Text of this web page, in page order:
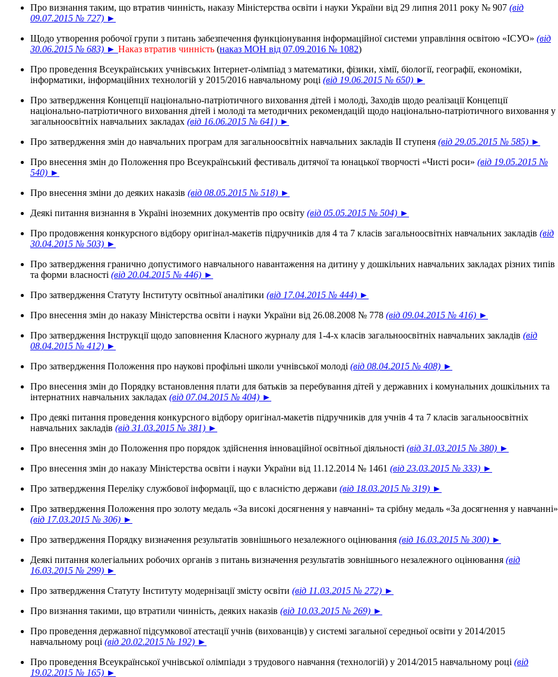
Про визнання таким, що втратив чинність, наказу Міністерства освіти і науки України від 29 липня 2011 року № 907 (від
09.07.2015 № 727) ►
Щодо утворення робочої групи з питань забезпечення функціонування інформаційної системи управління освітою «ІСУО» (від
30.06.2015 № 683) ► Наказ втратив чинність (наказ МОН від 07.09.2016 № 1082)
Про проведення Всеукраїнських учнівських Інтернет-олімпіад з математики, фізики, хімії, біології, географії, економіки,
інформатики, інформаційних технологій у 2015/2016 навчальному році (від 19.06.2015 № 650) ►
Про затвердження Концепції національно-патріотичного виховання дітей і молоді, Заходів щодо реалізації Концепції
національно-патріотичного виховання дітей і молоді та методичних рекомендацій щодо національно-патріотичного виховання у
загальноосвітніх навчальних закладах (від 16.06.2015 № 641) ►
Про затвердження змін до навчальних програм для загальноосвітніх навчальних закладів II ступеня (від 29.05.2015 № 585) ►
Про внесення змін до Положення про Всеукраїнський фестиваль дитячої та юнацької творчості «Чисті роси» (від 19.05.2015 №
540) ►
Про внесення зміни до деяких наказів (від 08.05.2015 № 518) ►
Деякі питання визнання в Україні іноземних документів про освіту (від 05.05.2015 № 504) ►
Про продовження конкурсного відбору оригінал-макетів підручників для 4 та 7 класів загальноосвітніх навчальних закладів (від
30.04.2015 № 503) ►
Про затвердження гранично допустимого навчального навантаження на дитину у дошкільних навчальних закладах різних типів
та форми власності (від 20.04.2015 № 446) ►
Про затвердження Статуту Інституту освітньої аналітики (від 17.04.2015 № 444) ►
Про внесення змін до наказу Міністерства освіти і науки України від 26.08.2008 № 778 (від 09.04.2015 № 416) ►
Про затвердження Інструкції щодо заповнення Класного журналу для 1-4-х класів загальноосвітніх навчальних закладів (від
08.04.2015 № 412) ►
Про затвердження Положення про наукові профільні школи учнівської молоді (від 08.04.2015 № 408) ►
Про внесення змін до Порядку встановлення плати для батьків за перебування дітей у державних і комунальних дошкільних та
інтернатних навчальних закладах (від 07.04.2015 № 404) ►
Про деякі питання проведення конкурсного відбору оригінал-макетів підручників для учнів 4 та 7 класів загальноосвітніх
навчальних закладів (від 31.03.2015 № 381) ►
Про внесення змін до Положення про порядок здійснення інноваційної освітньої діяльності (від 31.03.2015 № 380) ►
Про внесення змін до наказу Міністерства освіти і науки України від 11.12.2014 № 1461 (від 23.03.2015 № 333) ►
Про затвердження Переліку службової інформації, що є власністю держави (від 18.03.2015 № 319) ►
Про затвердження Положення про золоту медаль «За високі досягнення у навчанні» та срібну медаль «За досягнення у навчанні»
(від 17.03.2015 № 306) ►
Про затвердження Порядку визначення результатів зовнішнього незалежного оцінювання (від 16.03.2015 № 300) ►
Деякі питання колегіальних робочих органів з питань визначення результатів зовнішнього незалежного оцінювання (від
16.03.2015 № 299) ►
Про затвердження Статуту Інституту модернізації змісту освіти (від 11.03.2015 № 272) ►
Про визнання такими, що втратили чинність, деяких наказів (від 10.03.2015 № 269) ►
Про проведення державної підсумкової атестації учнів (вихованців) у системі загальної середньої освіти у 2014/2015
навчальному році (від 20.02.2015 № 192) ►
Про проведення Всеукраїнської учнівської олімпіади з трудового навчання (технологій) у 2014/2015 навчальному році (від
19.02.2015 № 165) ►